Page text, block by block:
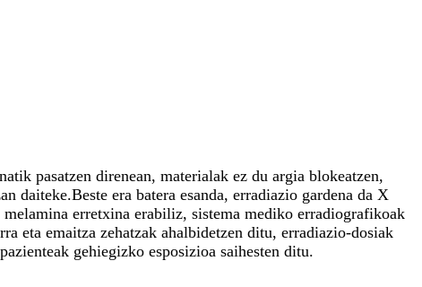
pasatzen direnean, materialak ez du argia blokeatzen,
daiteke.Beste era batera esanda, erradiazio gardena da X
erretxina erabiliz, sistema mediko erradiografikoak
eta emaitza zehatzak ahalbidetzen ditu, erradiazio-dosiak
gehiegizko esposizioa saihesten ditu.